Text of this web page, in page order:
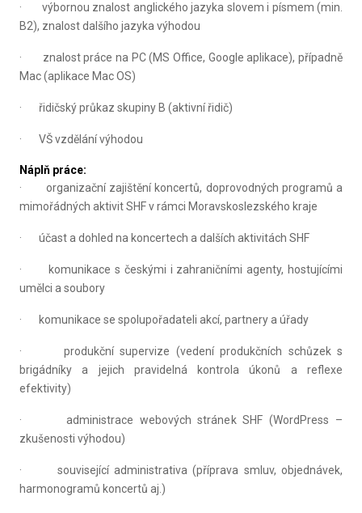
· výbornou znalost anglického jazyka slovem i písmem (min.
B2), znalost dalšího jazyka výhodou
· znalost práce na PC (MS Office, Google aplikace), případně
Mac (aplikace Mac OS)
· řidičský průkaz skupiny B (aktivní řidič)
· VŠ vzdělání výhodou
Náplň práce:
· organizační zajištění koncertů, doprovodných programů a
mimořádných aktivit SHF v rámci Moravskoslezského kraje
· účast a dohled na koncertech a dalších aktivitách SHF
· komunikace s českými i zahraničními agenty, hostujícími
umělci a soubory
· komunikace se spolupořadateli akcí, partnery a úřady
· produkční supervize (vedení produkčních schůzek s
brigádníky a jejich pravidelná kontrola úkonů a reflexe
efektivity)
· administrace webových stránek SHF (WordPress –
zkušenosti výhodou)
· související administrativa (příprava smluv, objednávek,
harmonogramů koncertů aj.)